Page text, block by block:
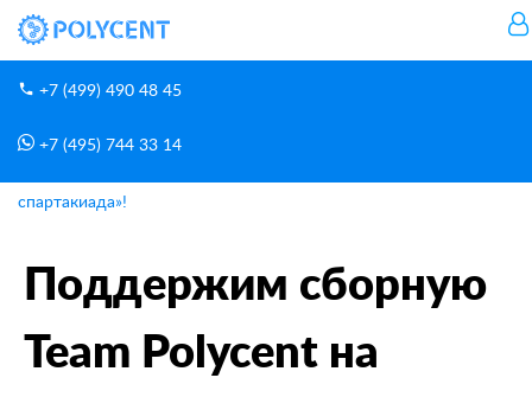
+7 (499) 490 48 45
+7 (495) 744 33 14
Поддержим сборную Team Polycent на соревнованиях «Робо
спартакиада»!
Поддержим сборную
Team Polycent на